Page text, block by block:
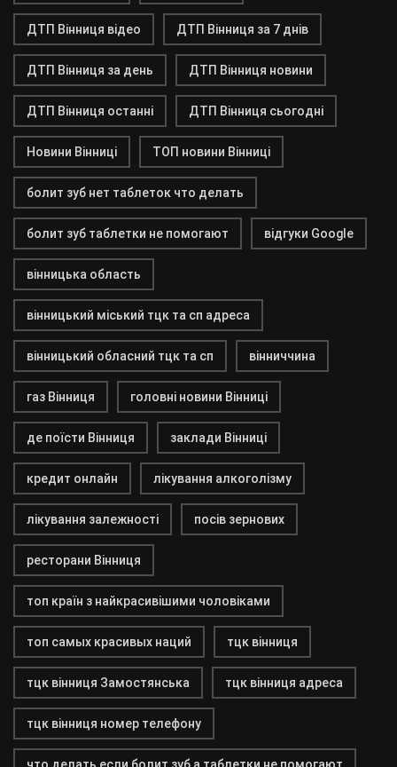
ДТП Вінниця відео ДТП Вінниця за 7 днів
ДТП Вінниця за день ДТП Вінниця новини
ДТП Вінниця останні ДТП Вінниця сьогодні
Новини Вінниці ТОП новини Вінниці
болит зуб нет таблеток что делать
болит зуб таблетки не помогают відгуки Google
вінницька область
вінницький міський тцк та сп адреса
вінницький обласний тцк та сп вінниччина
газ Вінниця головні новини Вінниці
де поїсти Вінниця заклади Вінниці
кредит онлайн лікування алкоголізму
лікування залежності посів зернових
ресторани Вінниця
топ країн з найкрасивішими чоловіками
топ самых красивых наций тцк вінниця
тцк вінниця Замостянська тцк вінниця адреса
тцк вінниця номер телефону